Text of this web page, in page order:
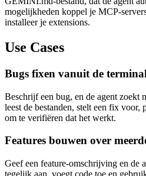
mogelijkheden koppel je MCP-
installeer je extensions.
Use Cases
Bugs fixen vanuit de terminal
Beschrijf een bug, en de agent zoekt
leest de bestanden, stelt een fix voor,
om te verifiëren dat het werkt.
Features bouwen over
Geef een feature-omschrijving en de
tegelijk aan, voegt code toe en